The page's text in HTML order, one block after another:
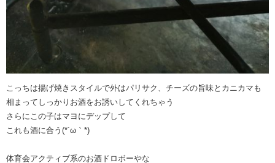
こっちは揚げ焼きスタイルで外はパリサク、チーズの旨味とカニカマも
相まってしっかりお酒をお誘いしてくれちゃう
さらにこの子はマヨにデップして
これも酒に合う(*´ω｀*)
体育会アクティブ系のお酒ドロボーやな